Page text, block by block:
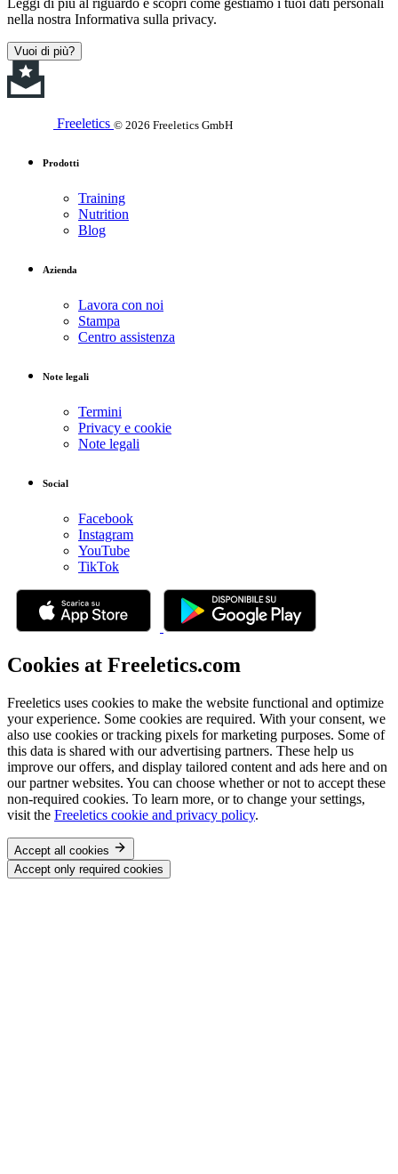
nella nostra Informativa sulla privacy.
Vuoi di più?
Freeletics © 2026 Freeletics GmbH
Prodotti
Training
Nutrition
Blog
Azienda
Lavora con noi
Stampa
Centro assistenza
Note legali
Termini
Privacy e cookie
Note legali
Social
Facebook
Instagram
YouTube
TikTok
Cookies at Freeletics.com
Freeletics uses cookies to make the website functional and optimize
your experience. Some cookies are required. With your consent, we
also use cookies or tracking pixels for marketing purposes. Some of
this data is shared with our advertising partners. These help us
improve our offers, and display tailored content and ads here and on
our partner websites. You can choose whether or not to accept these
non-required cookies. To learn more, or to change your settings,
visit the Freeletics cookie and privacy policy.
Accept all cookies
Accept only required cookies